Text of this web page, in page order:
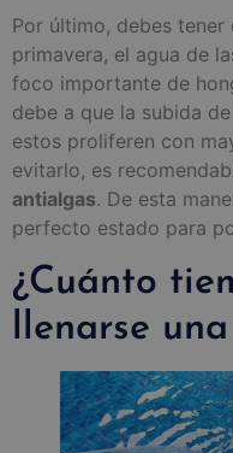
Por último, debes
primavera, el agua de
foco importante de
debe a que la subida
estos proliferen con
evitarlo, es
antialgas. De esta
perfecto estado para
¿Cuánto
llenarse